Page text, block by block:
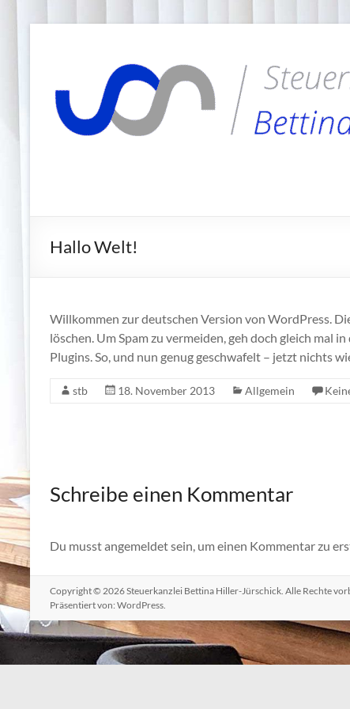
Steuerkanzlei
Bettina
Hiller-
Jürschick
Hallo Welt!
Willkommen zur deutschen Version von WordPress.
löschen. Um Spam zu vermeiden, geh doch gleich mal
Plugins. So, und nun genug geschwafelt – jetzt nichts
stb 18. November 2013 Allgemein
Schreibe einen Kommentar
Du musst angemeldet sein, um einen Kommentar zu
Copyright © 2026Steuerkanzlei Bettina Hiller-Jürschick. Alle Rechte
Präsentiert von: WordPress.